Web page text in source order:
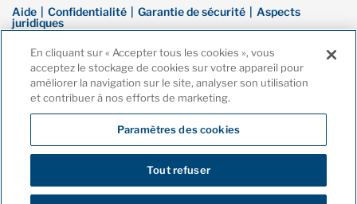
Aide Confidentialité Garantie de sécurité
Aspects
juridiques
© Droit d’auteur de Financière Oaken. Tous droits réservés. La Financière
Oaken est une marque de commerce de Banque Home, une filiale en
propriété exclusive de la Compagnie Home Trust. Ces dernières sont
toutes deux membres de la Société d’assurance-dépôts du Canada
(SADC).
En cliquant sur « Accepter tous les cookies », vous
acceptez le stockage de cookies sur votre appareil pour
améliorer la navigation sur le site, analyser son utilisation
et contribuer à nos efforts de marketing.
Paramètres des cookies
Tout refuser